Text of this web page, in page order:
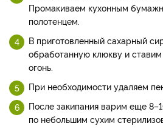
Промакиваем кухонным
полотенцем.
В приготовленный сахарный
обработанную клюкву и
огонь.
При необходимости удаляем
После закипания варим еще
по небольшим сухим